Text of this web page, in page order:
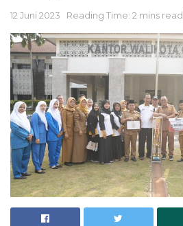
12 Juni 2023 Reading Time: 2 mins read